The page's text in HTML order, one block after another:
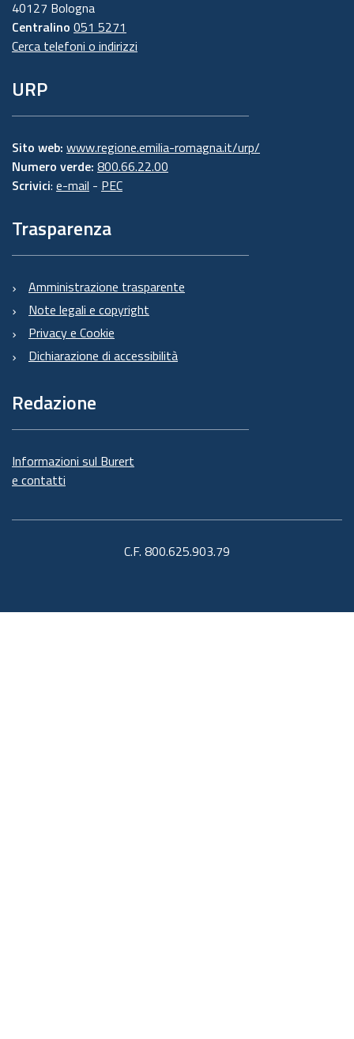
40127 Bologna
Centralino 051 5271
Cerca telefoni o indirizzi
URP
Sito web: www.regione.emilia-romagna.it/urp/
Numero verde: 800.66.22.00
Scrivici: e-mail - PEC
Trasparenza
Amministrazione trasparente
Note legali e copyright
Privacy e Cookie
Dichiarazione di accessibilità
Redazione
Informazioni sul Burert
e contatti
C.F. 800.625.903.79